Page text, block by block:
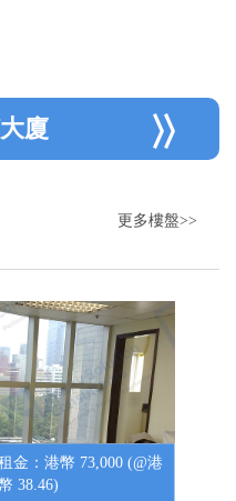
廈
更多樓盤>>
金：港幣 73,000 (@港
38.46)